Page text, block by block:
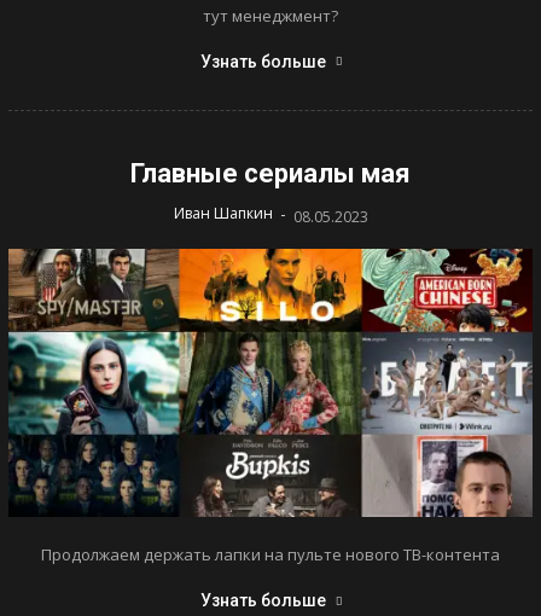
тут менеджмент?
Узнать больше
Главные сериалы мая
Иван Шапкин - 08.05.2023
Продолжаем держать лапки на пульте нового ТВ-контента
Узнать больше